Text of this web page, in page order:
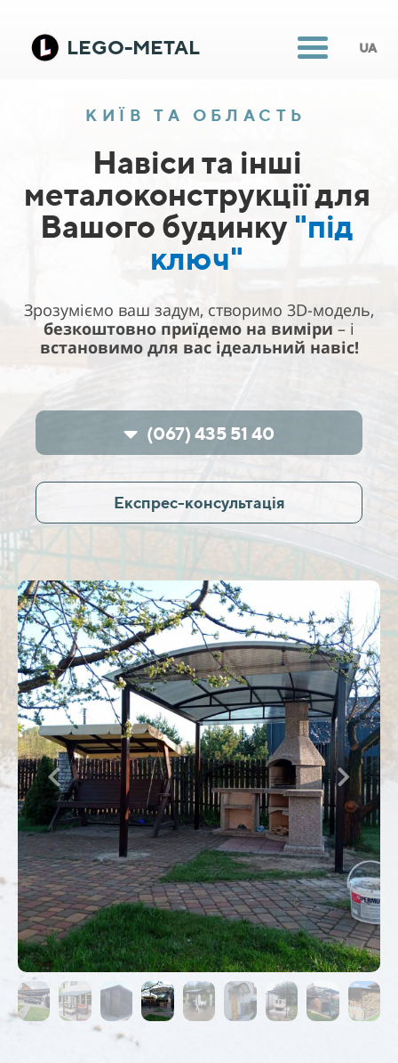
LEGO-METAL UA
КИЇВ ТА ОБЛАСТЬ
Навіси та інші
металоконструкції для
Вашого будинку "пiд
ключ"
Зрозуміємо ваш задум, створимо 3D-модель,
безкоштовно приїдемо на виміри – і
встановимо для вас ідеальний навіс!
(067) 435 51 40
Експрес-консультація